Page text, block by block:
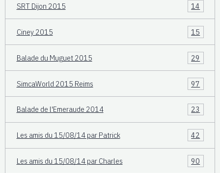
SRT Dijon 2015 14
Ciney 2015 15
Balade du Muguet 2015 29
SimcaWorld 2015 Reims 97
Balade de l'Emeraude 2014 23
Les amis du 15/08/14 par Patrick 42
Les amis du 15/08/14 par Charles 90